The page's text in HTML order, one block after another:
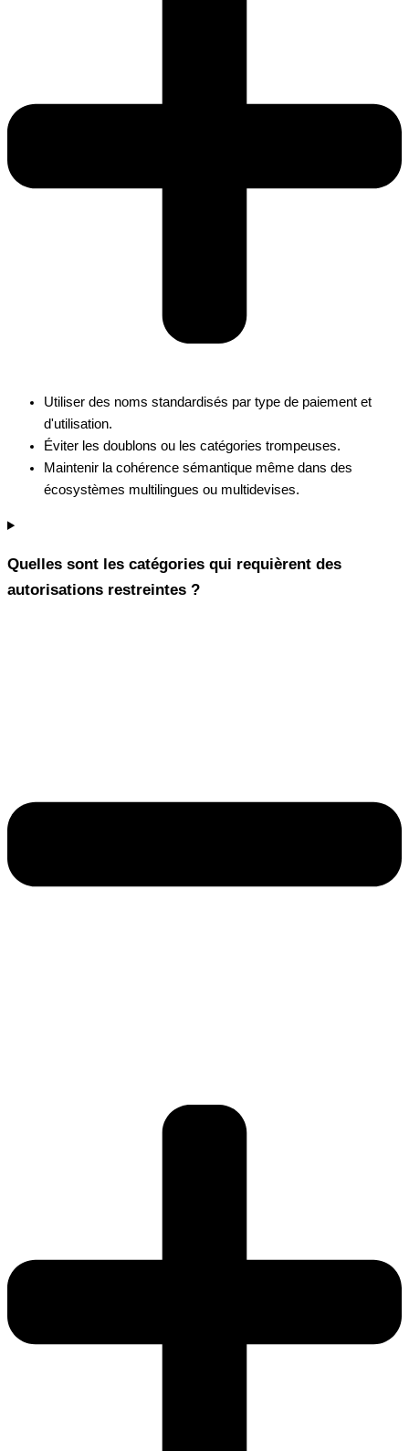
Utiliser des noms standardisés par type de paiement et
d'utilisation.
Éviter les doublons ou les catégories trompeuses.
Maintenir la cohérence sémantique même dans des
écosystèmes multilingues ou multidevises.
Quelles sont les catégories qui requièrent des
autorisations restreintes ?